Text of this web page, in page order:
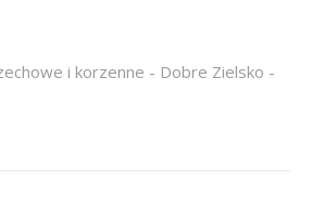
i korzenne - Dobre Zielsko -